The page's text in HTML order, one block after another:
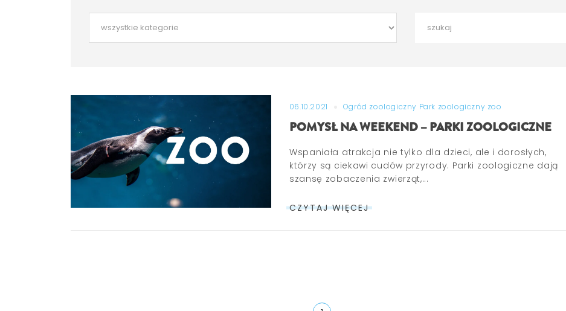
06.10.2021 Ogród zoologiczny Park zoologiczny zoo
POMYSŁ NA WEEKEND – PARKI ZOOLOGICZNE
Wspaniała atrakcja nie tylko dla dzieci, ale i dorosłych,
którzy są ciekawi cudów przyrody. Parki zoologiczne dają
szansę zobaczenia zwierząt,...
CZYTAJ WIĘCEJ